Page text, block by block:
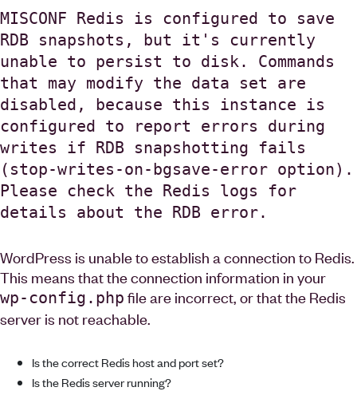
MISCONF Redis is configured to save
RDB snapshots, but it's currently
unable to persist to disk. Commands
that may modify the data set are
disabled, because this instance is
configured to report errors during
writes if RDB snapshotting fails
(stop-writes-on-bgsave-error option).
Please check the Redis logs for
details about the RDB error.
WordPress is unable to establish a connection to Redis.
This means that the connection information in your
wp-config.php file are incorrect, or that the Redis
server is not reachable.
Is the correct Redis host and port set?
Is the Redis server running?